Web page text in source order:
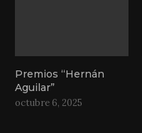
Premios “Hernán
Aguilar”
octubre 6, 2025